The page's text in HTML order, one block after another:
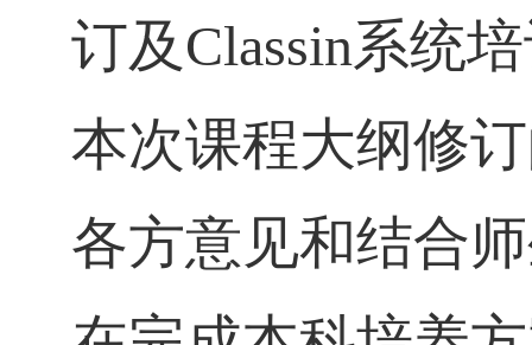
订及 Classin系统
本次课程大纲修
各方意见和结合